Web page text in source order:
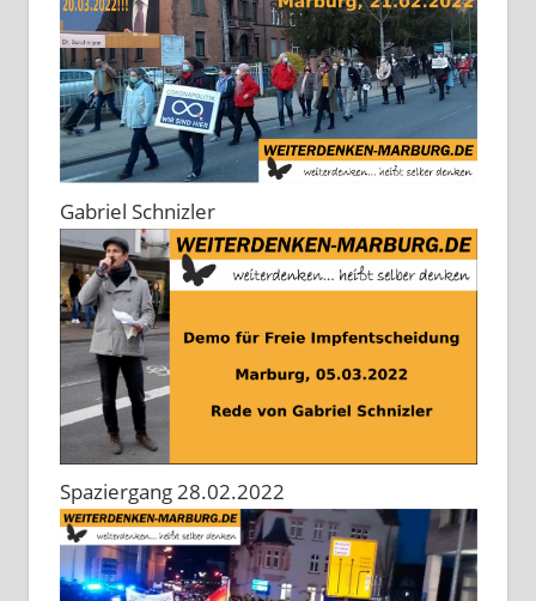
Gabriel Schnizler
Spaziergang 28.02.2022